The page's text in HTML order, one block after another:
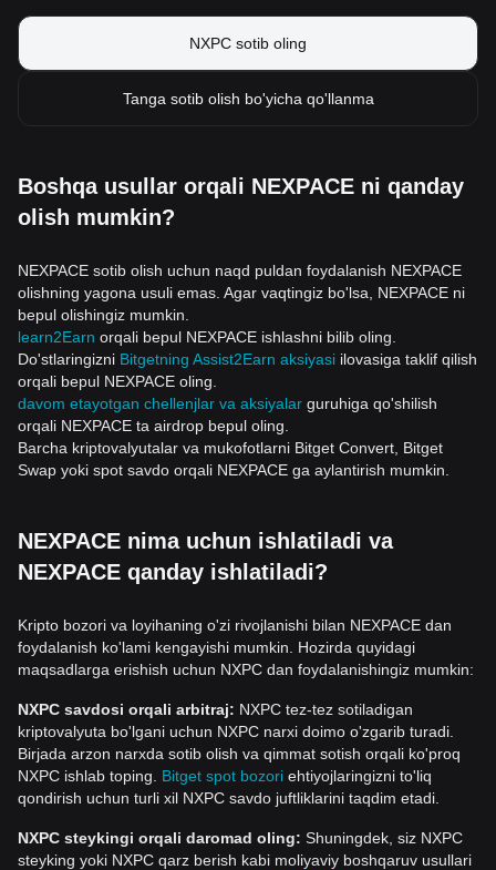
NXPC sotib oling
Tanga sotib olish bo'yicha qo'llanma
Boshqa usullar orqali NEXPACE ni qanday
olish mumkin?
NEXPACE sotib olish uchun naqd puldan foydalanish NEXPACE
olishning yagona usuli emas. Agar vaqtingiz bo'lsa, NEXPACE ni
bepul olishingiz mumkin.
learn2Earn orqali bepul NEXPACE ishlashni bilib oling.
Do'stlaringizni Bitgetning Assist2Earn aksiyasi ilovasiga taklif qilish
orqali bepul NEXPACE oling.
davom etayotgan chellenjlar va aksiyalar guruhiga qo'shilish
orqali NEXPACE ta airdrop bepul oling.
Barcha kriptovalyutalar va mukofotlarni Bitget Convert, Bitget
Swap yoki spot savdo orqali NEXPACE ga aylantirish mumkin.
NEXPACE nima uchun ishlatiladi va
NEXPACE qanday ishlatiladi?
Kripto bozori va loyihaning o'zi rivojlanishi bilan NEXPACE dan
foydalanish ko'lami kengayishi mumkin. Hozirda quyidagi
maqsadlarga erishish uchun NXPC dan foydalanishingiz mumkin:
NXPC savdosi orqali arbitraj: NXPC tez-tez sotiladigan
kriptovalyuta bo'lgani uchun NXPC narxi doimo o'zgarib turadi.
Birjada arzon narxda sotib olish va qimmat sotish orqali ko'proq
NXPC ishlab toping. Bitget spot bozori ehtiyojlaringizni to'liq
qondirish uchun turli xil NXPC savdo juftliklarini taqdim etadi.
NXPC steykingi orqali daromad oling: Shuningdek, siz NXPC
steyking yoki NXPC qarz berish kabi moliyaviy boshqaruv usullari